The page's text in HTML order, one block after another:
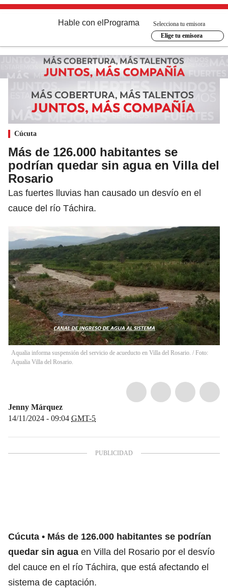
Hable con el Programa
Selecciona tu emisora
Elige tu emisora
Cúcuta
Más de 126.000 habitantes se
podrían quedar sin agua en Villa del
Rosario
Las fuertes lluvias han causado un desvío en el
cauce del río Táchira.
Aqualia informa suspensión del servicio de acueducto en Villa del Rosario. / Foto:
Aqualia Villa del Rosario.
Jenny Márquez
14/11/2024 - 09:04 GMT-5
Cúcuta
Más de 126.000 habitantes se podrían
quedar sin agua en Villa del Rosario por el desvío
del cauce en el río Táchira, que está afectando el
sistema de captación.